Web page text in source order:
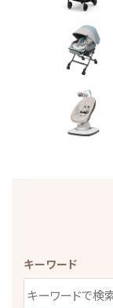
キーワード